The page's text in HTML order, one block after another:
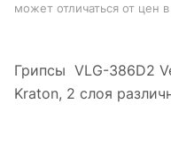
может отличаться от цен
Грипсы VLG-386D2
Kraton, 2 слоя